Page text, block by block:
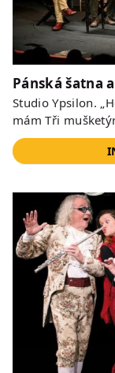
Pánská šatna
Studio Ypsilon.
mám Tři